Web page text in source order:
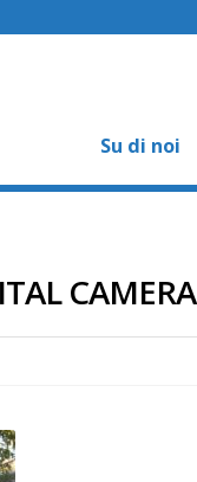
Su di noi
CAMERA